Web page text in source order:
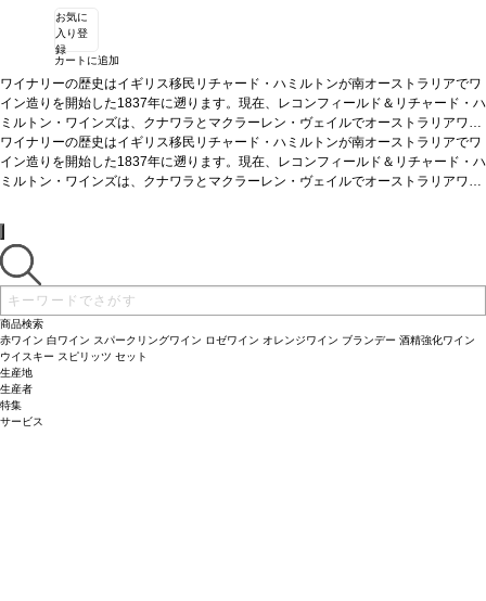
お気に
入り登
録
カートに追加
ワイナリーの歴史はイギリス移民リチャード・ハミルトンが南オーストラリアでワ
イン造りを開始した1837年に遡ります。現在、レコンフィールド＆リチャード・ハ
ミルトン・ワインズは、クナワラとマクラーレン・ヴェイルでオーストラリアワイ
ンの発展に貢献。鮮やかな深紅色。魅力的でフレッシュ、力強いラズベリーの香り
の、バランスの取れたスパークリングレッド。生き生きとしたラズベリーとチェリ
ーの含みを示し、柔らかくクリーンな酸味の後味。リキュールが添加されていてク
力的でフレッシュ、力強いラズベリーの香りを持つ。きれいにバランスの取れた、
クリーミーなスパークリングレッドワイン。生き生きとしたラズベリーとチェリー
の含みを示し、後味では柔らかくクリーンな酸味を示す。
合う料理よく冷やして、冷えたグラスに注いでワインそのものを楽しんだり、カナ
ッペや家禽を使用した料理と合わせて。ビーツなどアーシーな風味と好相性。
葡萄品種 シラーズ
ワインメーカーのコメント
イルのワインとして造られ、オークで熟成される。第二次発酵から、自然な泡立ち
が生まれ、ワインにはリキュールが添加されており、それがクリーミーな風味を与
える。添加されているリキュールのうち2%はヴィンテージのポートワインをブレ
ンドしており、これがワインに複雑さを与えている。
バックグラウンドインフォメーション:
は、先駆者であり醸造家でもあるシドニー・ハミルトンが、1974年に設立した。設
立から30年間、レコンフィールドは、革新に取り組み続け、世界中が求めているハ
イクオリティなワインを毎年産みだしている。このユニークなオーストラリアスタ
イルのワインは、フレッシュで現代的なスパークリングワインとして、私達の従来
の商品であるシン キュヴェ ブランに並ぶ商品である。
ワイナリーの歴史はイギリス移民リチャード・ハミルトンが南オーストラリアでワ
イン造りを開始した1837年に遡ります。現在、レコンフィールド＆リチャード・ハ
ミルトン・ワインズは、クナワラとマクラーレン・ヴェイルでオーストラリアワイ
の、バランスの取れたスパークリングレッド。生き生きとしたラズベリーとチェリ
ーの含みを示し、柔らかくクリーンな酸味の後味。リキュールが添加されていてク
リーミーな風味を与えています。
力的でフレッシュ、力強いラズベリーの香りを持つ。きれいにバランスの取れた、
クリーミーなスパークリングレッドワイン。生き生きとしたラズベリーとチェリー
の含みを示し、後味では柔らかくクリーンな酸味を示す。
ッペや家禽を使用した料理と合わせて。ビーツなどアーシーな風味と好相性。
葡萄品種
熟成ポテンシャル
ワインメーカーのコメント
イルのワインとして造られ、オークで熟成される。第二次発酵から、自然な泡立ち
が生まれ、ワインにはリキュールが添加されており、それがクリーミーな風味を与
える。添加されているリキュールのうち2%はヴィンテージのポートワインをブレ
ンドしており、これがワインに複雑さを与えている。
バックグラウンドインフォメーション:レコンフィールド クナワラのエステート
は、先駆者であり醸造家でもあるシドニー・ハミルトンが、1974年に設立した。設
立から30年間、レコンフィールドは、革新に取り組み続け、世界中が求めているハ
イクオリティなワインを毎年産みだしている。このユニークなオーストラリアスタ
イルのワインは、フレッシュで現代的なスパークリングワインとして、私達の従来
商品検索
赤ワイン 白ワイン スパークリングワイン ロゼワイン オレンジワイン ブランデー 酒精強化ワイン
ウイスキー スピリッツ セット
生産地
生産者
特集
サービス